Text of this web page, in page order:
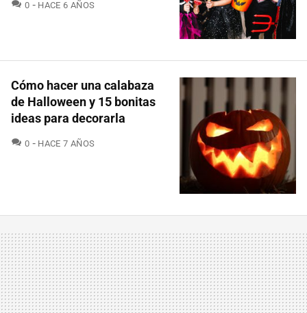
0 COMENTARIOS
HACE 6 AÑOS
Cómo hacer una calabaza
de Halloween y 15 bonitas
ideas para decorarla
0 COMENTARIOS
HACE 7 AÑOS